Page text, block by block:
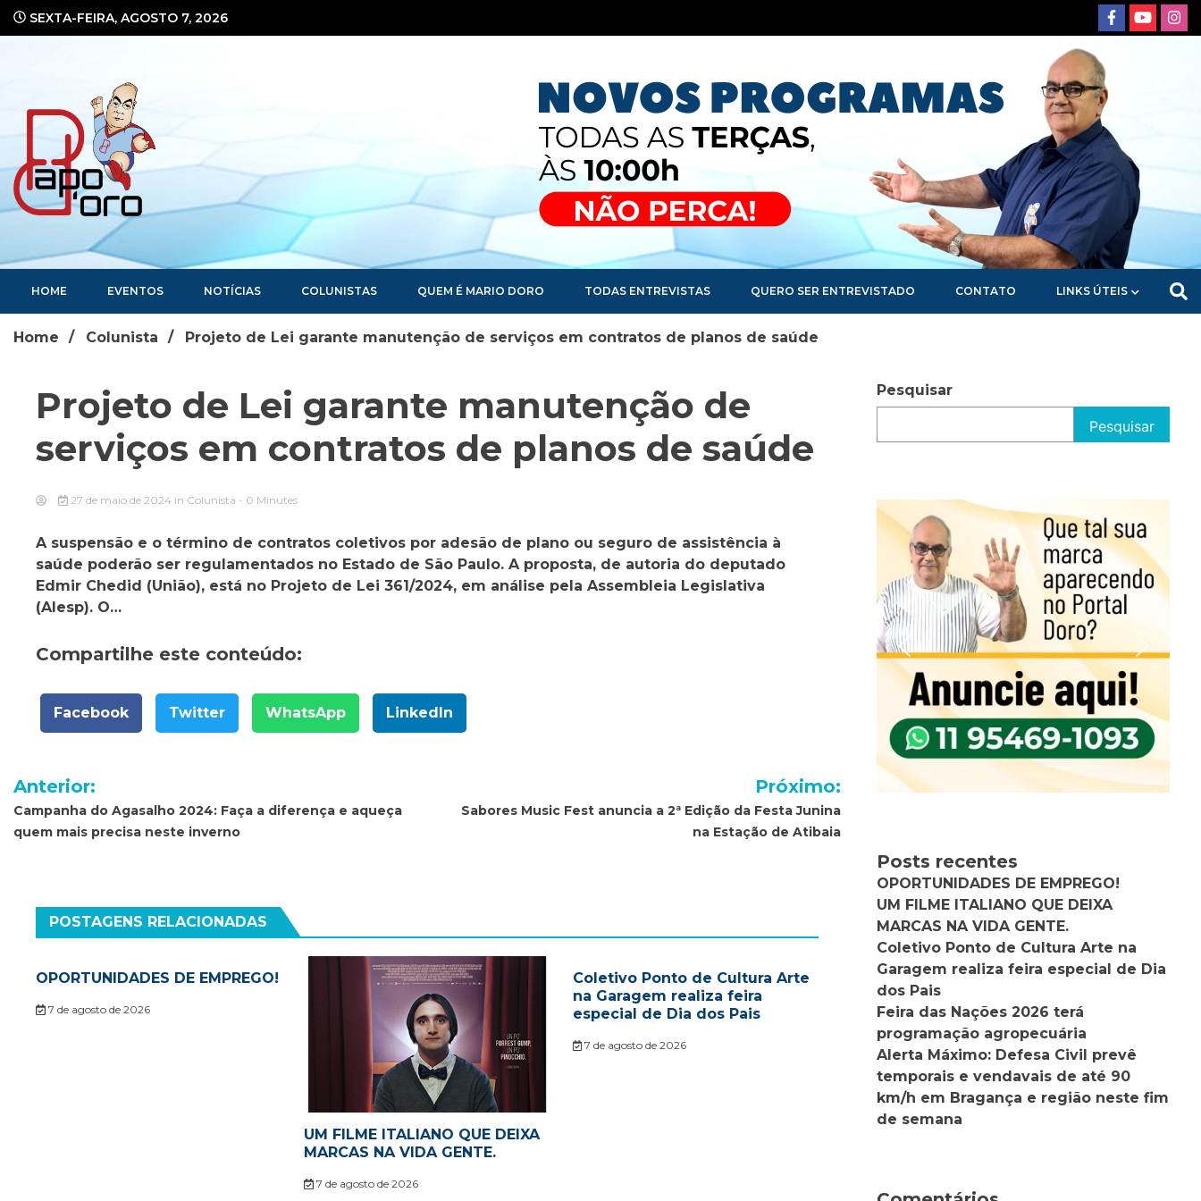
SEXTA-FEIRA, AGOSTO 7, 2026
Portal de Notícias
HOME EVENTOS NOTÍCIAS COLUNISTAS QUEM É MARIO DORO TODAS ENTREVISTAS QUERO SER ENTREVISTADO CONTATO LINKS ÚTEIS
Home Colunista Projeto de Lei garante manutenção de serviços em contratos de planos de saúde
Projeto de Lei garante manutenção de
serviços em contratos de planos de saúde
27 de maio de 2024 in Colunista - 0 Minutes
A suspensão e o término de contratos coletivos por adesão de plano ou seguro de assistência à
saúde poderão ser regulamentados no Estado de São Paulo. A proposta, de autoria do deputado
Edmir Chedid (União), está no Projeto de Lei 361/2024, em análise pela Assembleia Legislativa
(Alesp). O…
Compartilhe este conteúdo:
Facebook Twitter WhatsApp LinkedIn
Navegação
de
Post
Anterior:
Campanha do Agasalho 2024: Faça a diferença e aqueça
quem mais precisa neste inverno
Próximo:
Sabores Music Fest anuncia a 2ª Edição da Festa Junina
na Estação de Atibaia
POSTAGENS RELACIONADAS
OPORTUNIDADES DE EMPREGO!
7 de agosto de 2026
UM FILME ITALIANO QUE DEIXA
MARCAS NA VIDA GENTE.
7 de agosto de 2026
Coletivo Ponto de Cultura Arte
na Garagem realiza feira
especial de Dia dos Pais
7 de agosto de 2026
Pesquisar
Pesquisar
Posts recentes
OPORTUNIDADES DE EMPREGO!
UM FILME ITALIANO QUE DEIXA
MARCAS NA VIDA GENTE.
Coletivo Ponto de Cultura Arte na
Garagem realiza feira especial de Dia
dos Pais
Feira das Nações 2026 terá
programação agropecuária
Alerta Máximo: Defesa Civil prevê
temporais e vendavais de até 90
km/h em Bragança e região neste fim
de semana